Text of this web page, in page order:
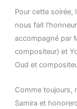
Pour cette soirée,
nous fait
accompagné par
compositeur) et
Oud et
Comme toujours,
Samira et